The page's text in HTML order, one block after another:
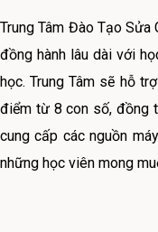
Trung Tâm Đào Tạo
đồng hành lâu dài với
học. Trung Tâm sẽ hỗ
điểm từ 8 con số, đồng
cung cấp các nguồn
những học viên mong